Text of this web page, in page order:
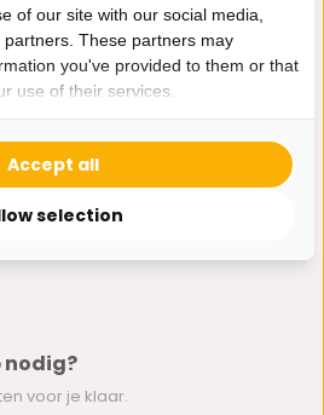
nodig?
voor je klaar.
of our site with our social media,
These partners may
you've provided to them or that
use of their services.
selection
Accept all